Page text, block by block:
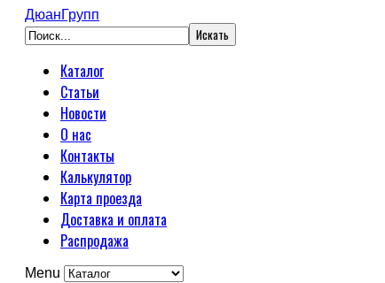
ДюанГрупп
Каталог
Статьи
Новости
О нас
Контакты
Калькулятор
Карта проезда
Доставка и оплата
Распродажа
Menu